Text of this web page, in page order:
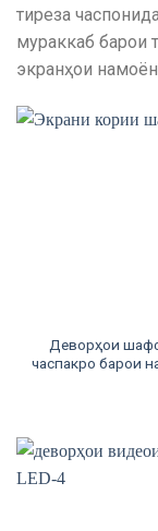
тиреза
мураккаб барои
экранҳои
Деворҳои
часпакро барои